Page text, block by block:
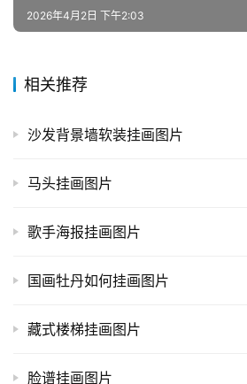
2026年4月2日 下午2:03
相关推荐
沙发背景墙软装挂画图片
马头挂画图片
歌手海报挂画图片
国画牡丹如何挂画图片
藏式楼梯挂画图片
脸谱挂画图片